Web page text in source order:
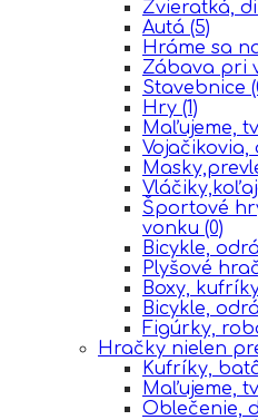
Zvieratká,
Autá (5)
Hráme sa
Zábava pri
Stavebnice
Hry (1)
Maľujeme,
Športové
vonku (0)
Bicykle,
Plyšové
Boxy,
Bicykle,
Figúrky,
Hračky nielen
Kufríky,
Maľujeme,
Oblečenie,